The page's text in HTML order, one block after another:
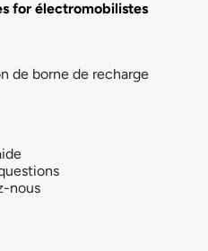
for électromobilistes
de borne de recharge
nous